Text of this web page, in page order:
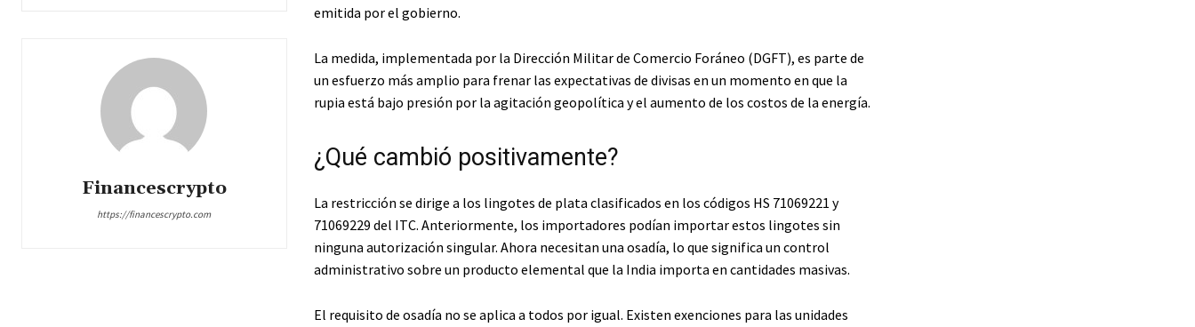
Financescrypto
https://financescrypto.com
emitida por el gobierno.
La medida, implementada por la Dirección Militar de Comercio Foráneo (DGFT), es parte de
un esfuerzo más amplio para frenar las expectativas de divisas en un momento en que la
rupia está bajo presión por la agitación geopolítica y el aumento de los costos de la energía.
¿Qué cambió positivamente?
La restricción se dirige a los lingotes de plata clasificados en los códigos HS 71069221 y
71069229 del ITC. Anteriormente, los importadores podían importar estos lingotes sin
ninguna autorización singular. Ahora necesitan una osadía, lo que significa un control
administrativo sobre un producto elemental que la India importa en cantidades masivas.
El requisito de osadía no se aplica a todos por igual. Existen exenciones para las unidades